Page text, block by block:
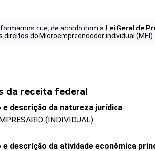
que, de acordo com a Lei Geral de
direitos do Microempreendedor individual (MEI).
da receita federal
e descrição da natureza jurídica
(INDIVIDUAL)
e descrição da atividade econômica